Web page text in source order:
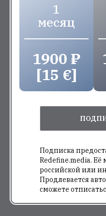
1
месяц
1900 ₽
[15 €]
Подписка
Redefine.media.
российской или
Продлевается
сможете